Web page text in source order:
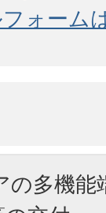
ォーム
の多機能